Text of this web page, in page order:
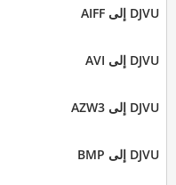
DJVU إلى AIFF
DJVU إلى AVI
DJVU إلى AZW3
DJVU إلى BMP